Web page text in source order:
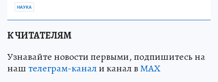
НАУКА
К ЧИТАТЕЛЯМ
Узнавайте новости первыми, подпишитесь на
наштелеграм-канали канал вМАХ